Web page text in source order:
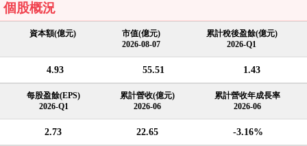
個股概況
資本額(億元)
市值(億元)
2026-08-07
累計稅後盈餘(億元)
2026-Q1
4.93 55.51 1.43
每股盈餘(EPS)
2026-Q1
累計營收(億元)
2026-06
累計營收年成長率
2026-06
2.73 22.65 -3.16%